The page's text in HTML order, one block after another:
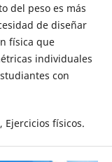
del peso es más
de diseñar
física que
individuales
con
Ejercicios físicos.